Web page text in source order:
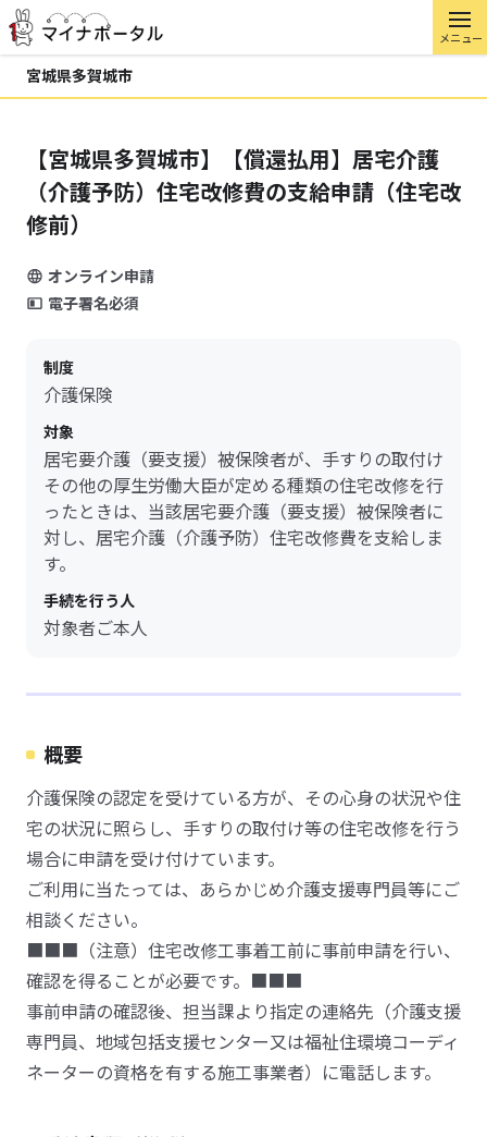
メニュー
宮城県多賀城市
【宮城県多賀城市】【償還払用】居宅介護
（介護予防）住宅改修費の支給申請（住宅改
修前）
オンライン申請
電子署名必須
制度
介護保険
対象
居宅要介護（要支援）被保険者が、手すりの取付け
その他の厚生労働大臣が定める種類の住宅改修を行
ったときは、当該居宅要介護（要支援）被保険者に
対し、居宅介護（介護予防）住宅改修費を支給しま
す。
手続を行う人
対象者ご本人
概要
介護保険の認定を受けている方が、その心身の状況や住
宅の状況に照らし、手すりの取付け等の住宅改修を行う
場合に申請を受け付けています。
ご利用に当たっては、あらかじめ介護支援専門員等にご
相談ください。
■■■（注意）住宅改修工事着工前に事前申請を行い、
確認を得ることが必要です。■■■
事前申請の確認後、担当課より指定の連絡先（介護支援
専門員、地域包括支援センター又は福祉住環境コーディ
ネーターの資格を有する施工事業者）に電話します。